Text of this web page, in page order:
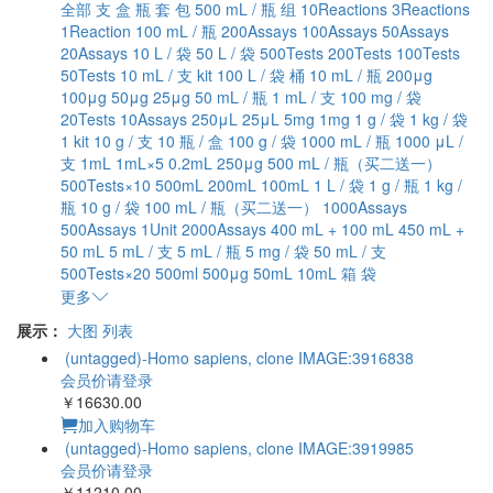
全部 支 盒 瓶 套 包 500 mL / 瓶 组 10Reactions 3Reactions
1Reaction 100 mL / 瓶 200Assays 100Assays 50Assays
20Assays 10 L / 袋 50 L / 袋 500Tests 200Tests 100Tests
50Tests 10 mL / 支 kit 100 L / 袋 桶 10 mL / 瓶 200μg
100μg 50μg 25μg 50 mL / 瓶 1 mL / 支 100 mg / 袋
20Tests 10Assays 250μL 25μL 5mg 1mg 1 g / 袋 1 kg / 袋
1 kit 10 g / 支 10 瓶 / 盒 100 g / 袋 1000 mL / 瓶 1000 μL /
支 1mL 1mL×5 0.2mL 250μg 500 mL / 瓶（买二送一）
500Tests×10 500mL 200mL 100mL 1 L / 袋 1 g / 瓶 1 kg /
瓶 10 g / 袋 100 mL / 瓶（买二送一）
1000Assays
500Assays 1Unit 2000Assays 400 mL + 100 mL 450 mL +
50 mL 5 mL / 支 5 mL / 瓶 5 mg / 袋 50 mL / 支
500Tests×20 500ml 500μg 50mL 10mL 箱 袋
更多
展示： 大图 列表
(untagged)-Homo sapiens, clone IMAGE:3916838
会员价请登录
￥16630.00
加入购物车
(untagged)-Homo sapiens, clone IMAGE:3919985
会员价请登录